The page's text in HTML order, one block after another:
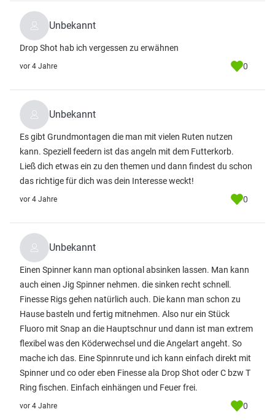
Unbekannt
Drop Shot hab ich vergessen zu erwähnen
vor 4 Jahre 0
Unbekannt
Es gibt Grundmontagen die man mit vielen Ruten nutzen
kann. Speziell feedern ist das angeln mit dem Futterkorb.
Ließ dich etwas ein zu den themen und dann findest du schon
das richtige für dich was dein Interesse weckt!
vor 4 Jahre 0
Unbekannt
Einen Spinner kann man optional absinken lassen. Man kann
auch einen Jig Spinner nehmen. die sinken recht schnell.
Finesse Rigs gehen natürlich auch. Die kann man schon zu
Hause basteln und fertig mitnehmen. Also nur ein Stück
Fluoro mit Snap an die Hauptschnur und dann ist man extrem
flexibel was den Köderwechsel und die Angelart angeht. So
mache ich das. Eine Spinnrute und ich kann einfach direkt mit
Spinner und co oder eben Finesse ala Drop Shot oder C bzw T
Ring fischen. Einfach einhängen und Feuer frei.
vor 4 Jahre 0